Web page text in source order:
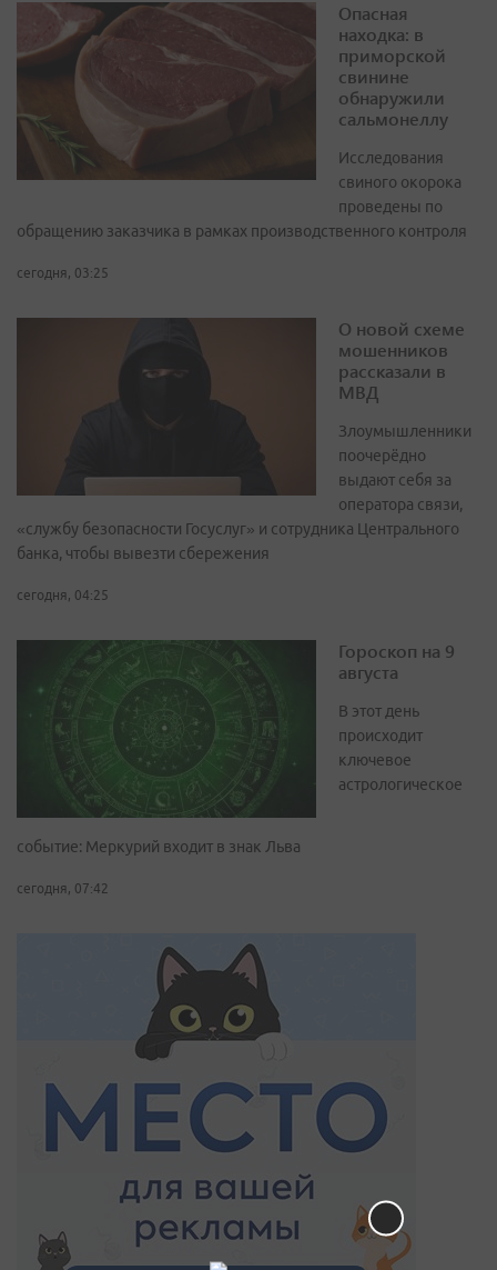
Опасная
находка: в
приморской
свинине
обнаружили
сальмонеллу
Исследования
свиного окорока
проведены по
обращению заказчика в рамках производственного контроля
сегодня, 03:25
О новой схеме
мошенников
рассказали в
МВД
Злоумышленники
поочерёдно
выдают себя за
оператора связи,
«службу безопасности Госуслуг» и сотрудника Центрального
банка, чтобы вывезти сбережения
сегодня, 04:25
Гороскоп на 9
августа
В этот день
происходит
ключевое
астрологическое
событие: Меркурий входит в знак Льва
сегодня, 07:42